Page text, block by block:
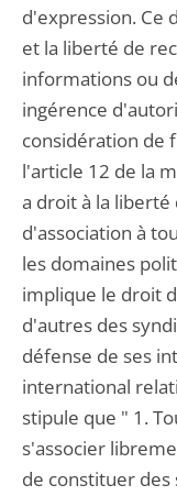
d'expression. Ce
et la liberté de
informations ou
ingérence
considération de
l'article 12 de la
a droit à la
d'association à
les domaines
implique le droit
d'autres des
défense de ses
international
stipule que " 1.
s'associer
de constituer